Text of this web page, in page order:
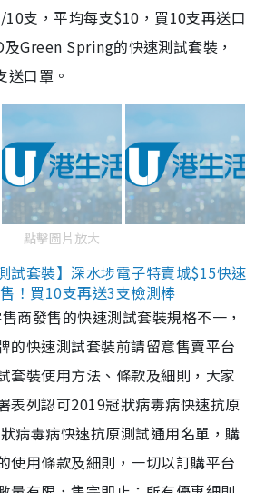
支，平均每支$10，買10支再送口
Green Spring的快速測試套裝，
口罩。
點擊圖片放大
試套裝】深水埗電子特賣城$15快速
！買10支再送3支檢測棒
商發售的快速測試套裝規格不一，
的快速測試套裝前請留意售賣平台
套裝使用方法、條款及細則，大家
表列認可2019冠狀病毒病快速抗原
病毒病快速抗原測試通用名單，購
使用條款及細則，一切以訂購平台